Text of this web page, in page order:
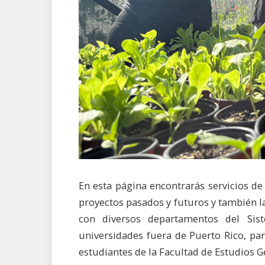
En esta página encontrarás servicios
proyectos pasados y futuros y también
con diversos departamentos del
universidades fuera de Puerto Rico,
estudiantes de la Facultad de Estudios